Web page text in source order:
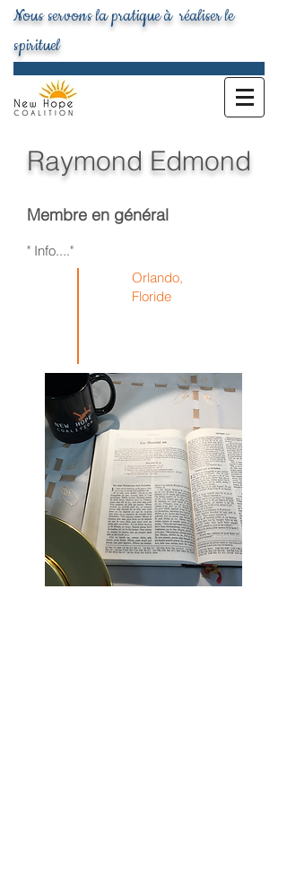
Nous servons la pratique à réaliser le
spirituel
Membre en général
" Info...."
Orlando,
Floride
Raymond Edmond